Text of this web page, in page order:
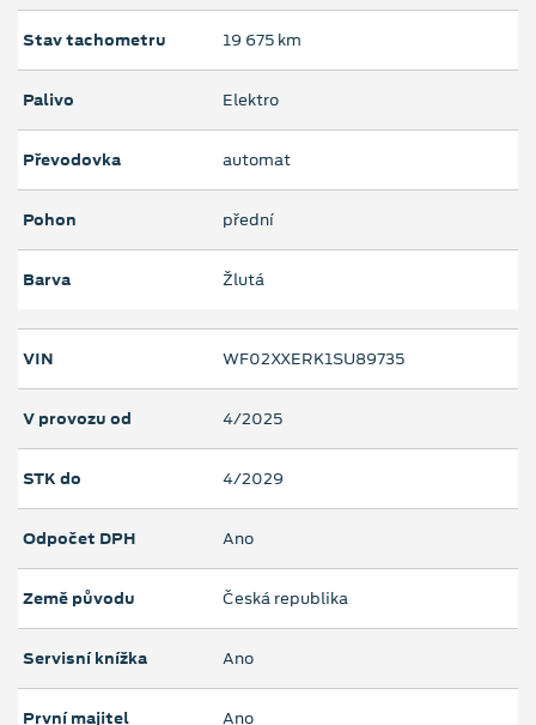
Stav tachometru 19 675 km
Palivo Elektro
Převodovka automat
Pohon přední
Barva Žlutá
VIN WF02XXERK1SU89735
V provozu od 4/2025
STK do 4/2029
Odpočet DPH Ano
Země původu Česká republika
Servisní knížka Ano
První majitel Ano